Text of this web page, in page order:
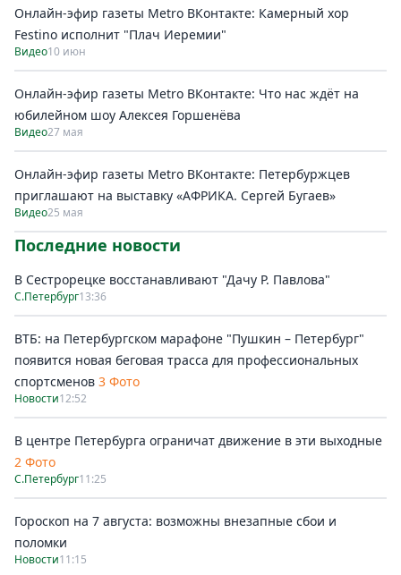
Онлайн-эфир газеты Metro ВКонтакте: Камерный хор
Festino исполнит "Плач Иеремии"
Видео10 июн
Онлайн-эфир газеты Metro ВКонтакте: Что нас ждёт на
юбилейном шоу Алексея Горшенёва
Видео27 мая
Онлайн-эфир газеты Metro ВКонтакте: Петербуржцев
приглашают на выставку «АФРИКА. Сергей Бугаев»
Видео25 мая
Последние новости
В Сестрорецке восстанавливают "Дачу Р. Павлова"
С.Петербург13:36
ВТБ: на Петербургском марафоне "Пушкин – Петербург"
появится новая беговая трасса для профессиональных
спортсменов 3 Фото
Новости12:52
В центре Петербурга ограничат движение в эти выходные
2 Фото
С.Петербург11:25
Гороскоп на 7 августа: возможны внезапные сбои и
поломки
Новости11:15